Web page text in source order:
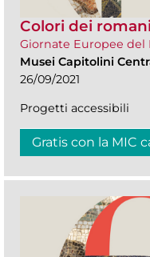
Colori dei romani
Giornate Europee del
Musei Capitolini
26/09/2021
Progetti accessibili
Gratis con la MIC